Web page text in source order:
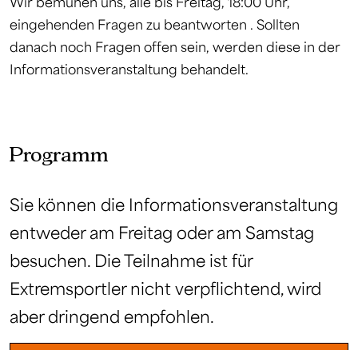
eingehenden Fragen zu beantworten . Sollten
danach noch Fragen offen sein, werden diese in der
Informationsveranstaltung behandelt.
Programm
Sie können die Informationsveranstaltung
entweder am Freitag oder am Samstag
besuchen. Die Teilnahme ist für
Extremsportler nicht verpflichtend, wird
aber dringend empfohlen.